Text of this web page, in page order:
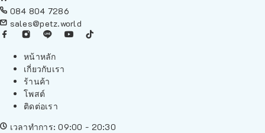
084 804 7286
sales@petz.world
หน้าหลัก
เกี่ยวกับเรา
ร้านค้า
โพสต์
ติดต่อเรา
เวลาทำการ: 09:00 - 20:30